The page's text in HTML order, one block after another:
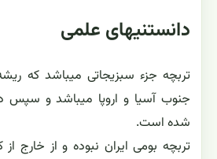
دانستنیهای علمی
تربچه جزء سبزیجاتی میباشد که
جنوب آسیا و اروپا میباشد و سپس
شده است.
تربچه بومی ایران نبوده و از خارج